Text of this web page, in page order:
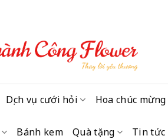
Dịch vụ cưới hỏi Hoa chúc mừng
Bánh kem Quà tặng Tin tức